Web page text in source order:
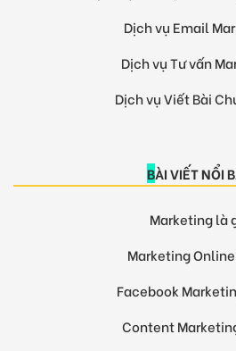
Dịch vụ Email
Dịch vụ Tư vấn
Dịch vụ Viết Bài
BÀI VIẾT NỔI
Marketing là
Marketing
Facebook
Content